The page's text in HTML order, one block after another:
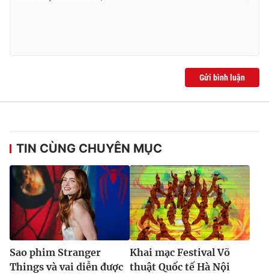
Gửi bình luận
TIN CÙNG CHUYÊN MỤC
Sao phim Stranger
Things và vai diễn được
Khai mạc Festival Võ
thuật Quốc tế Hà Nội